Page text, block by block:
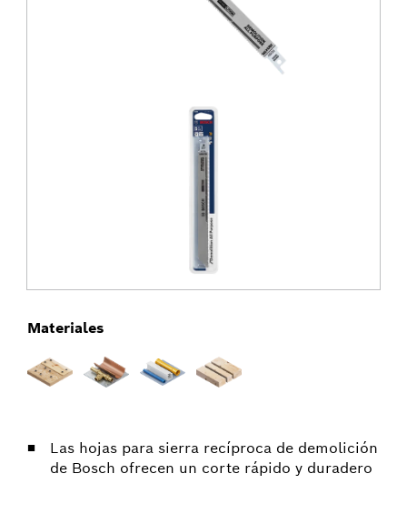
Las hojas para sierra recíproca de demolición
de Bosch ofrecen un corte rápido y duradero
Materiales